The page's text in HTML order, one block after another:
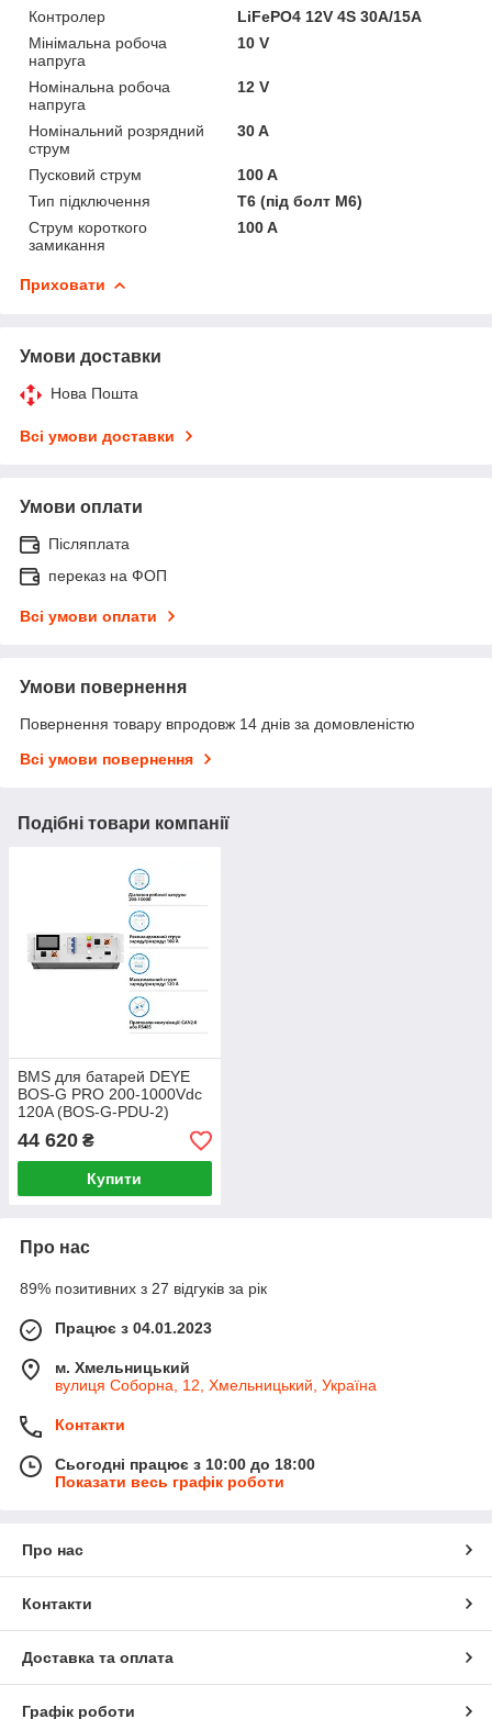
Контролер
LiFePO4 12V 4S 30A/15А
Мінімальна робоча
напруга
10 V
Номінальна робоча
напруга
12 V
Номінальний розрядний
струм
30 A
Пусковий струм
100 A
Тип підключення
Т6 (під болт М6)
Струм короткого
замикання
100 A
Приховати
Умови доставки
Нова Пошта
Всі умови доставки
Умови оплати
Післяплата
переказ на ФОП
Всі умови оплати
Умови повернення
Повернення товару впродовж 14 днів за домовленістю
Всі умови повернення
Подібні товари компанії
BMS для батарей DEYE
BOS-G PRO 200-1000Vdc
120A (BOS-G-PDU-2)
44 620 ₴
Купити
Про нас
89% позитивних з 27 відгуків за рік
Працює з 04.01.2023
м. Хмельницький
вулиця Соборна, 12, Хмельницький, Україна
Контакти
Сьогодні працює з 10:00 до 18:00
Показати весь графік роботи
Про нас
Контакти
Доставка та оплата
Графік роботи